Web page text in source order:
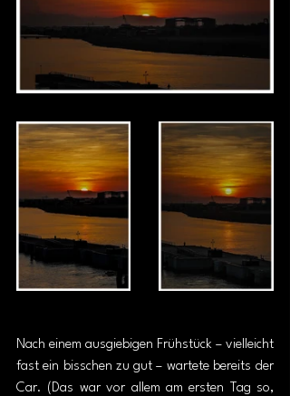
Nach einem ausgiebigen Frühstück – vielleicht
fast ein bisschen zu gut – wartete bereits der
Car. (Das war vor allem am ersten Tag so,